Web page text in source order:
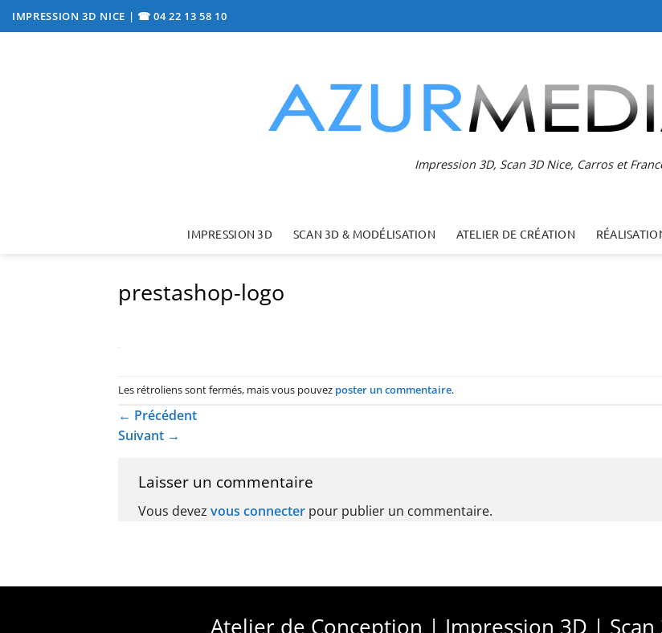
Passer
au
IMPRESSION 3D NICE | ☎ 04 22 13 58 10
Impression 3D, Scan 3D Nice, Carros et
IMPRESSION 3D SCAN 3D & MODÉLISATION ATELIER DE CRÉATION
prestashop-logo
Les rétroliens sont fermés, mais vous pouvez poster un commentaire.
← Précédent
Suivant →
Laisser un commentaire
Vous devez vous connecter pour publier un commentaire.
Atelier de Conception | Impression 3D |